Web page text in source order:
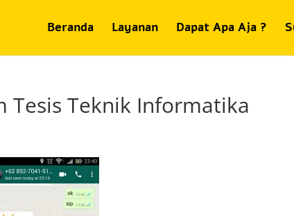
Beranda Layanan Dapat Apa Aja ?
Tesis Teknik Informatika